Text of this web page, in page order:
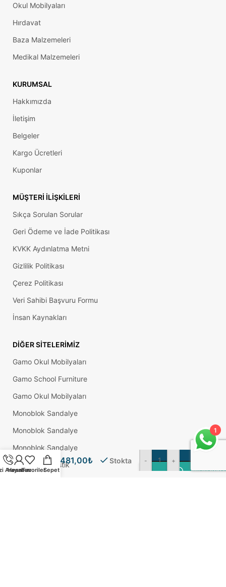
Okul Mobilyaları
Hırdavat
Baza Malzemeleri
Medikal Malzemeleri
KURUMSAL
Hakkımızda
İletişim
Belgeler
Kargo Ücretleri
Kuponlar
MÜŞTERI İLIŞKILERI
Sıkça Sorulan Sorular
Geri Ödeme ve İade Politikası
KVKK Aydınlatma Metni
Gizlilik Politikası
Çerez Politikası
Veri Sahibi Başvuru Formu
İnsan Kaynakları
DIĞER SITELERIMIZ
Gamo Okul Mobilyaları
Gamo School Furniture
Gamo Okul Mobilyaları
Monoblok Sandalye
Monoblok Sandalye
Monoblok Sandalye
Adem Koç Plastik
Arayın
HesabımFavorilerSepet
3,5×30
Akdeniz
Sunta
Vidası
(1000
481,00₺ Stokta -
+
WhatsApp
1